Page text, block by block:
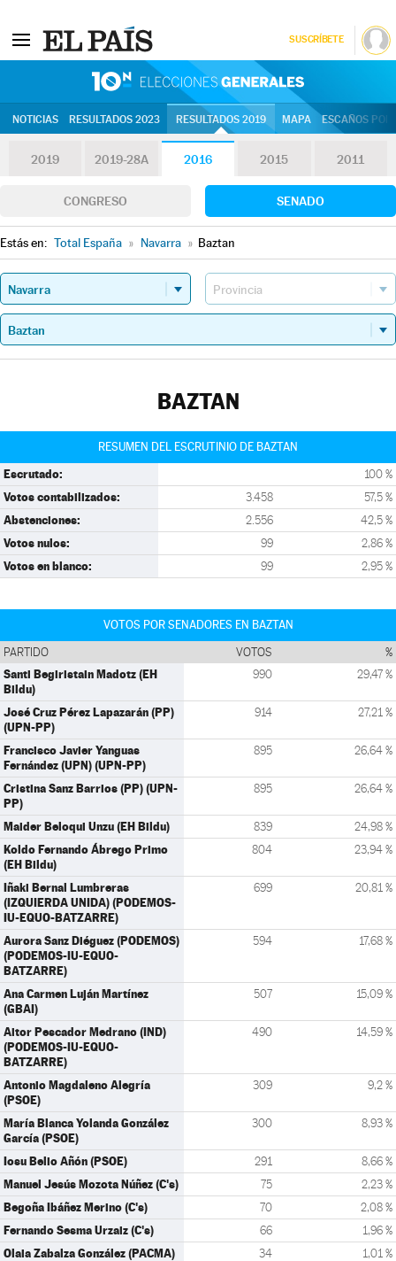
SUSCRÍBETE
NOTICIAS RESULTADOS 2023 RESULTADOS 2019 MAPA ESCAÑOS
2019 2019-28A 2016 2015 2011
CONGRESO SENADO
Estás en: Total España » Navarra » Baztan
BAZTAN
RESUMEN DEL ESCRUTINIO DE BAZTAN
Escrutado: 100 %
Votos contabilizados: 3.458 57,5 %
Abstenciones: 2.556 42,5 %
Votos nulos: 99 2,86 %
Votos en blanco: 99 2,95 %
VOTOS POR SENADORES EN BAZTAN
PARTIDO VOTOS %
Santi Begiristain Madotz (EH
Bildu)
990 29,47 %
José Cruz Pérez Lapazarán (PP)
(UPN-PP)
914 27,21 %
Francisco Javier Yanguas
Fernández (UPN) (UPN-PP)
895 26,64 %
Cristina Sanz Barrios (PP) (UPN-
PP)
895 26,64 %
Maider Beloqui Unzu (EH Bildu) 839 24,98 %
Koldo Fernando Ábrego Primo
(EH Bildu)
804 23,94 %
Iñaki Bernal Lumbreras
(IZQUIERDA UNIDA) (PODEMOS-
IU-EQUO-BATZARRE)
699 20,81 %
Aurora Sanz Diéguez (PODEMOS)
(PODEMOS-IU-EQUO-
BATZARRE)
594 17,68 %
Ana Carmen Luján Martínez
(GBAI)
507 15,09 %
Aitor Pescador Medrano (IND)
(PODEMOS-IU-EQUO-
BATZARRE)
490 14,59 %
Antonio Magdaleno Alegría
(PSOE)
309 9,2 %
María Blanca Yolanda González
García (PSOE)
300 8,93 %
Iosu Belio Añón (PSOE) 291 8,66 %
Manuel Jesús Mozota Núñez (C's) 75 2,23 %
Begoña Ibáñez Merino (C's) 70 2,08 %
Fernando Sesma Urzaiz (C's) 66 1,96 %
Olaia Zabalza González (PACMA) 34 1,01 %